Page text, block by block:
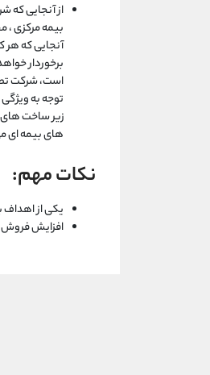
از آنجایی که
بیمه مرکزی ،
آنجایی که هر
برخوردار
است، شرکت
توجه به
زیر ساخت
های بیمه ای
نکات مهم:
یکی از
افزایش فروش